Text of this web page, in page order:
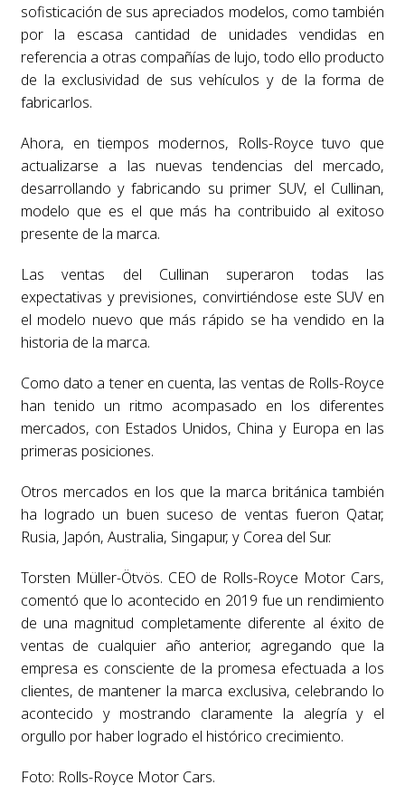
sofisticación de sus apreciados modelos, como también
por la escasa cantidad de unidades vendidas en
referencia a otras compañías de lujo, todo ello producto
de la exclusividad de sus vehículos y de la forma de
fabricarlos.
Ahora, en tiempos modernos, Rolls-Royce tuvo que
actualizarse a las nuevas tendencias del mercado,
desarrollando y fabricando su primer SUV, el Cullinan,
modelo que es el que más ha contribuido al exitoso
presente de la marca.
Las ventas del Cullinan superaron todas las
expectativas y previsiones, convirtiéndose este SUV en
el modelo nuevo que más rápido se ha vendido en la
historia de la marca.
Como dato a tener en cuenta, las ventas de Rolls-Royce
han tenido un ritmo acompasado en los diferentes
mercados, con Estados Unidos, China y Europa en las
primeras posiciones.
Otros mercados en los que la marca británica también
ha logrado un buen suceso de ventas fueron Qatar,
Rusia, Japón, Australia, Singapur, y Corea del Sur.
Torsten Müller-Ötvös. CEO de Rolls-Royce Motor Cars,
comentó que lo acontecido en 2019 fue un rendimiento
de una magnitud completamente diferente al éxito de
ventas de cualquier año anterior, agregando que la
empresa es consciente de la promesa efectuada a los
clientes, de mantener la marca exclusiva, celebrando lo
acontecido y mostrando claramente la alegría y el
orgullo por haber logrado el histórico crecimiento.
Foto: Rolls-Royce Motor Cars.